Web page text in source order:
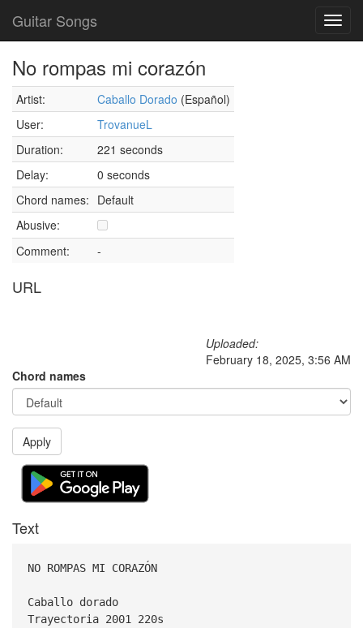
Guitar Songs
No rompas mi corazón
Artist: Caballo Dorado (Español)
User:
TrovanueL
Duration:
221 seconds
Delay:
0 seconds
Chord names: Default
Abusive:
Comment:
-
URL
Uploaded:
February 18, 2025, 3:56 AM
Chord names
Apply
Text
NO ROMPAS MI CORAZÓN
Caballo dorado
Trayectoria 2001 220s